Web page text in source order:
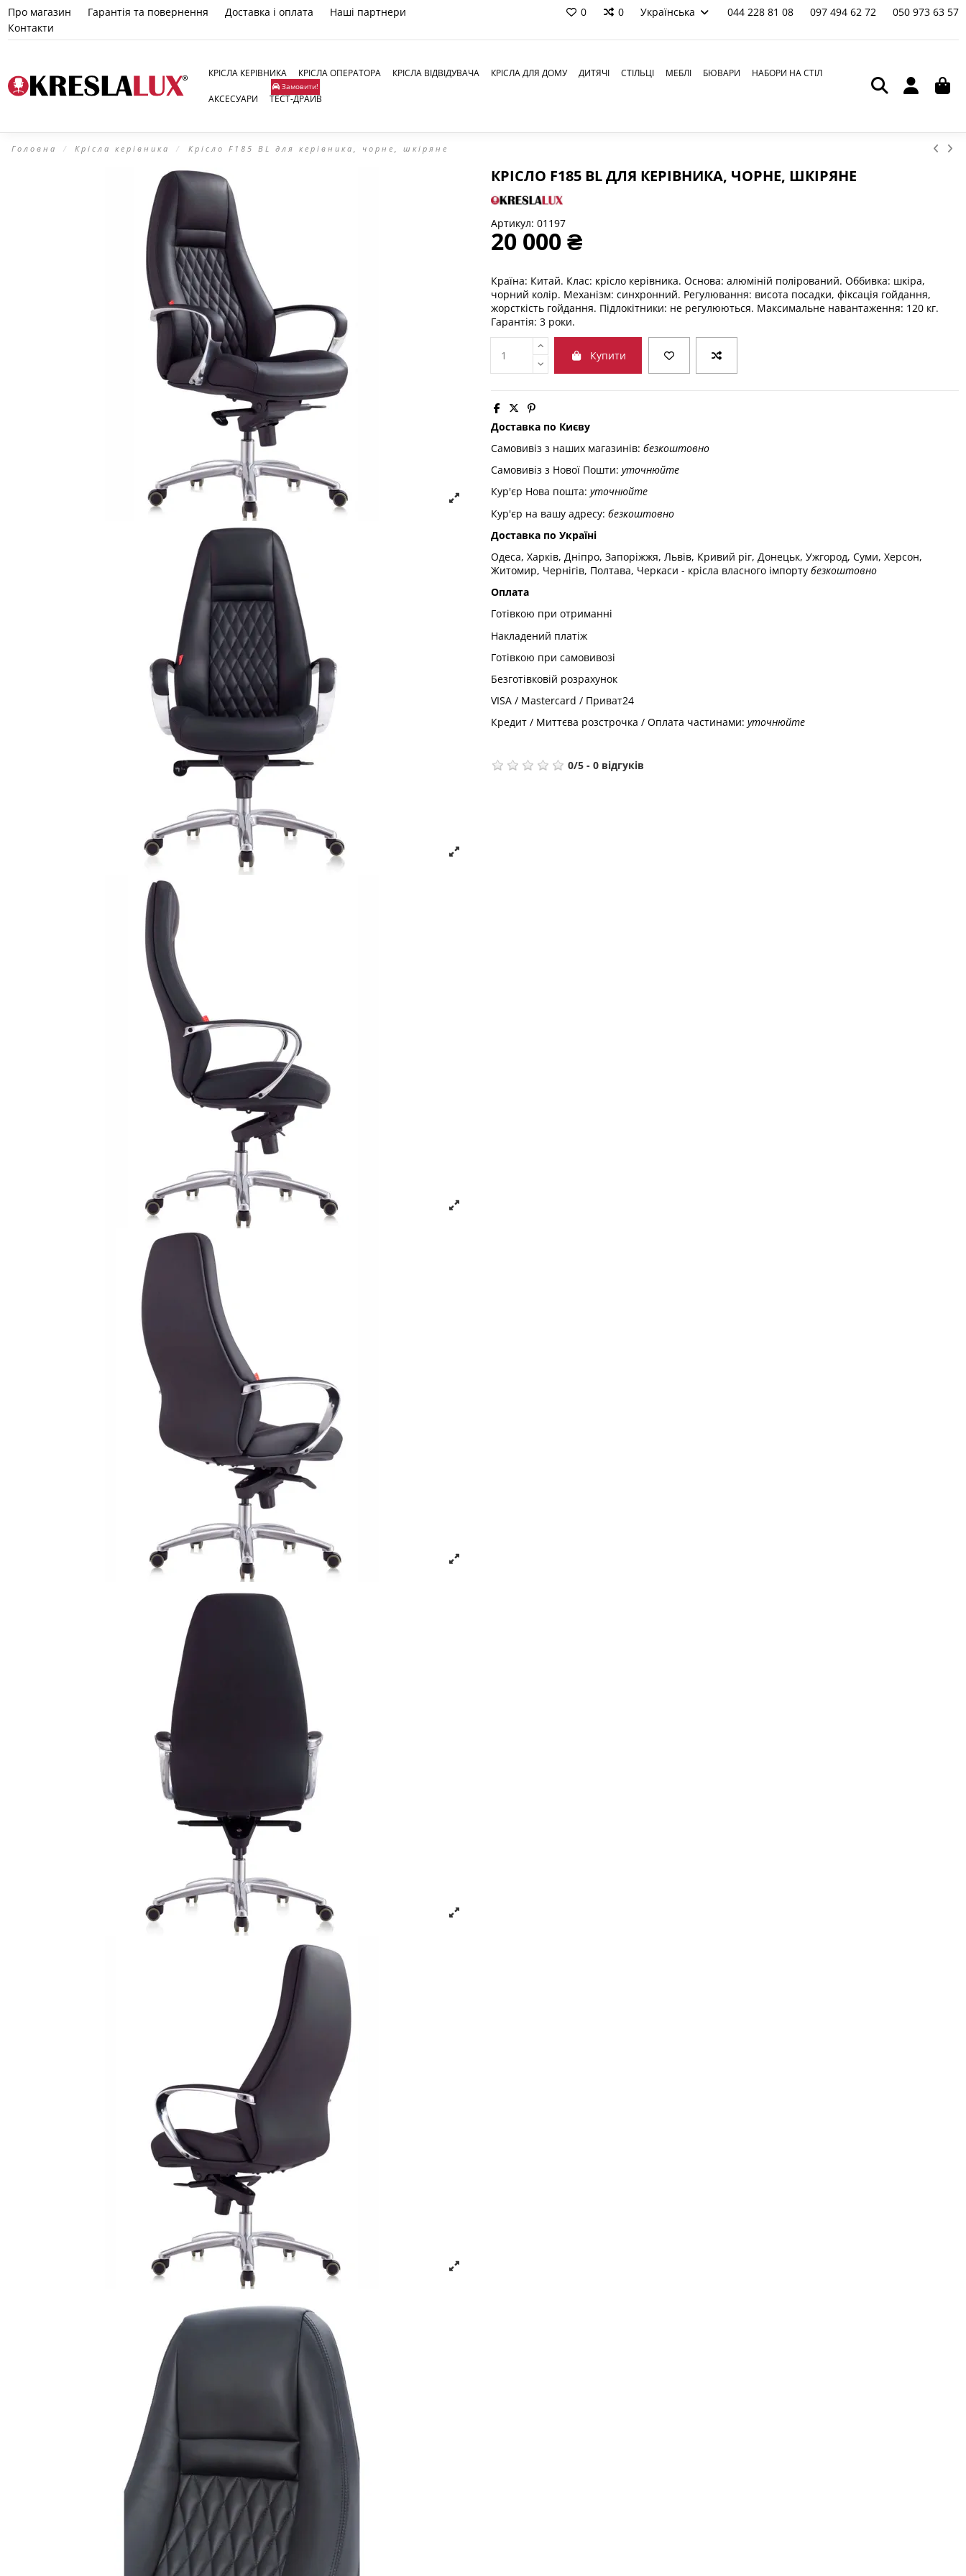
Про магазин Гарантія та повернення Доставка і оплата
Наші партнери
Контакти
0 0 Українська 044 228 81 08 097 494 62 72 050 973 63 57
КРІСЛА КЕРІВНИКА КРІСЛА ОПЕРАТОРА КРІСЛА ВІДВІДУВАЧА КРІСЛА ДЛЯ ДОМУ ДИТЯЧІ СТІЛЬЦІ МЕБЛІ БЮВАРИ НАБОРИ НА СТІЛ
АКСЕСУАРИ ТЕСТ-ДРАЙВ
Замовити!
Головна Крісла керівника Крісло F185 BL для керівника, чорне, шкіряне
КРІСЛО F185 BL ДЛЯ КЕРІВНИКА, ЧОРНЕ, ШКІРЯНЕ
Артикул: 01197
20 000 ₴
Країна: Китай. Клас: крісло керівника. Основа: алюміній полірований. Оббивка: шкіра,
чорний колір. Механізм: синхронний. Регулювання: висота посадки, фіксація гойдання,
жорсткість гойдання. Підлокітники: не регулюються. Максимальне навантаження: 120 кг.
Гарантія: 3 роки.
Купити
Доставка по Києву
Самовивіз з наших магазинів: безкоштовно
Самовивіз з Нової Пошти: уточнюйте
Кур'єр Нова пошта: уточнюйте
Кур'єр на вашу адресу: безкоштовно
Доставка по Україні
Одеса, Харків, Дніпро, Запоріжжя, Львів, Кривий ріг, Донецьк, Ужгород, Суми, Херсон,
Житомир, Чернігів, Полтава, Черкаси - крісла власного імпорту безкоштовно
Оплата
Готівкою при отриманні
Накладений платіж
Готівкою при самовивозі
Безготівковій розрахунок
VISA / Mastercard / Приват24
Кредит / Миттєва розстрочка / Оплата частинами: уточнюйте
0/5- 0 відгуків